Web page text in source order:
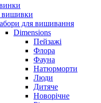
вишивки
для вишивання
Dimensions
Пейзажі
Флора
Фауна
Натюрморти
Люди
Дитяче
Новорічне